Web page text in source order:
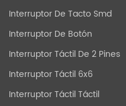
Interruptor De Tacto Smd
Interruptor De Botón
Interruptor Táctil De 2 Pines
Interruptor Táctil 6x6
Interruptor Táctil Táctil